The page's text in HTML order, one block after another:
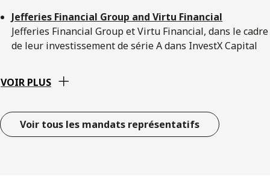
Jefferies Financial Group and Virtu Financial
Jefferies Financial Group et Virtu Financial, dans le cadre
de leur investissement de série A dans InvestX Capital
VOIR PLUS
Voir tous les mandats représentatifs